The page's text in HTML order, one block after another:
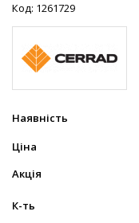
Код: 1261729
Наявність
Ціна
Акція
К-ть